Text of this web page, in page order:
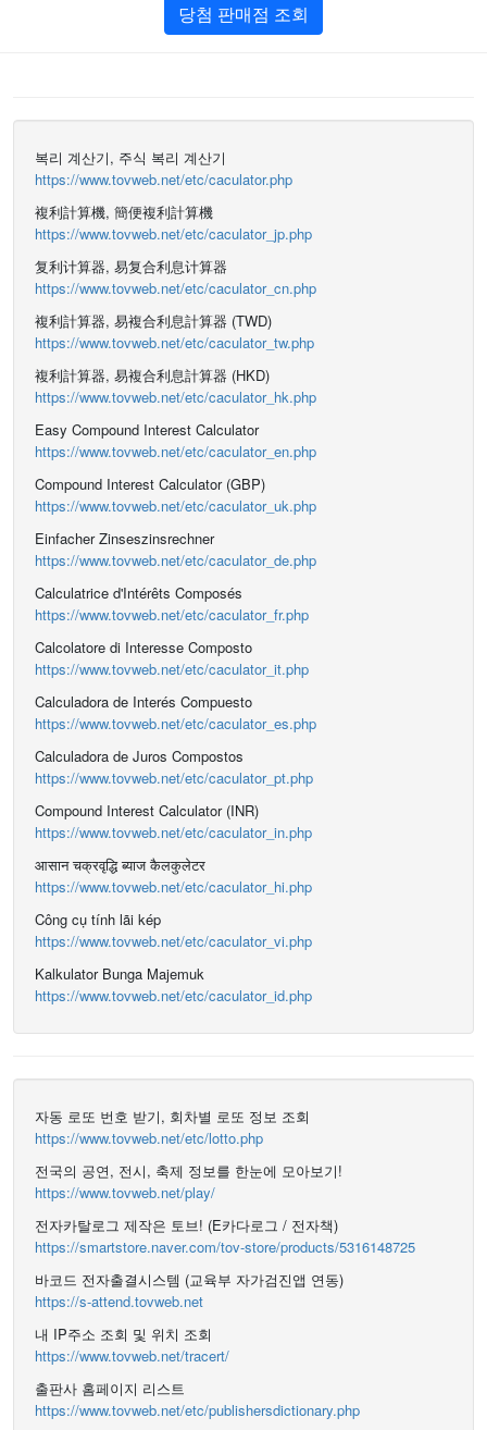
당첨 판매점 조회
복리 계산기, 주식 복리 계산기
https://www.tovweb.net/etc/caculator.php
複利計算機, 簡便複利計算機
https://www.tovweb.net/etc/caculator_jp.php
复利计算器, 易复合利息计算器
https://www.tovweb.net/etc/caculator_cn.php
複利計算器, 易複合利息計算器 (TWD)
https://www.tovweb.net/etc/caculator_tw.php
複利計算器, 易複合利息計算器 (HKD)
https://www.tovweb.net/etc/caculator_hk.php
Easy Compound Interest Calculator
https://www.tovweb.net/etc/caculator_en.php
Compound Interest Calculator (GBP)
https://www.tovweb.net/etc/caculator_uk.php
Einfacher Zinseszinsrechner
https://www.tovweb.net/etc/caculator_de.php
Calculatrice d'Intérêts Composés
https://www.tovweb.net/etc/caculator_fr.php
Calcolatore di Interesse Composto
https://www.tovweb.net/etc/caculator_it.php
Calculadora de Interés Compuesto
https://www.tovweb.net/etc/caculator_es.php
Calculadora de Juros Compostos
https://www.tovweb.net/etc/caculator_pt.php
Compound Interest Calculator (INR)
https://www.tovweb.net/etc/caculator_in.php
आसान चक्रवृद्धि ब्याज कैलकुलेटर
https://www.tovweb.net/etc/caculator_hi.php
Công cụ tính lãi kép
https://www.tovweb.net/etc/caculator_vi.php
Kalkulator Bunga Majemuk
https://www.tovweb.net/etc/caculator_id.php
자동 로또 번호 받기, 회차별 로또 정보 조회
https://www.tovweb.net/etc/lotto.php
전국의 공연, 전시, 축제 정보를 한눈에 모아보기!
https://www.tovweb.net/play/
전자카탈로그 제작은 토브! (E카다로그 / 전자책)
https://smartstore.naver.com/tov-store/products/5316148725
바코드 전자출결시스템 (교육부 자가검진앱 연동)
https://s-attend.tovweb.net
내 IP주소 조회 및 위치 조회
https://www.tovweb.net/tracert/
출판사 홈페이지 리스트
https://www.tovweb.net/etc/publishersdictionary.php